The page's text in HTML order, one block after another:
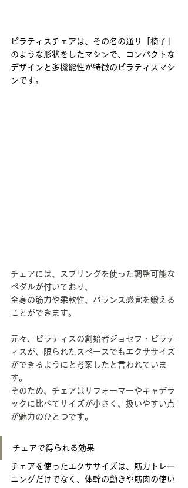
ピラティスチェアは、その名の通り「椅子」
のような形状をしたマシンで、コンパクトな
デザインと多機能性が特徴のピラティスマシ
ンです。
チェアには、スプリングを使った調整可能な
ペダルが付いており、
全身の筋力や柔軟性、バランス感覚を鍛える
ことができます。
元々、ピラティスの創始者ジョセフ・ピラテ
ィスが、限られたスペースでもエクササイズ
ができるようにと考案したと言われていま
す。
そのため、チェアはリフォーマーやキャデラ
ックに比べてサイズが小さく、扱いやすい点
が魅力のひとつです。
チェアで得られる効果
チェアを使ったエクササイズは、筋力トレー
ニングだけでなく、体幹の動きや筋肉の使い